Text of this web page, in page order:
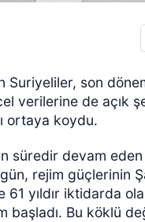
Suriyeliler, son
verilerine de açık
ortaya koydu.
süredir devam
rejim güçlerinin
yıldır iktidarda
başladı. Bu köklü